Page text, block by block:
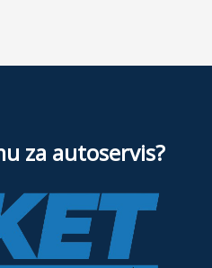
za autoservis?